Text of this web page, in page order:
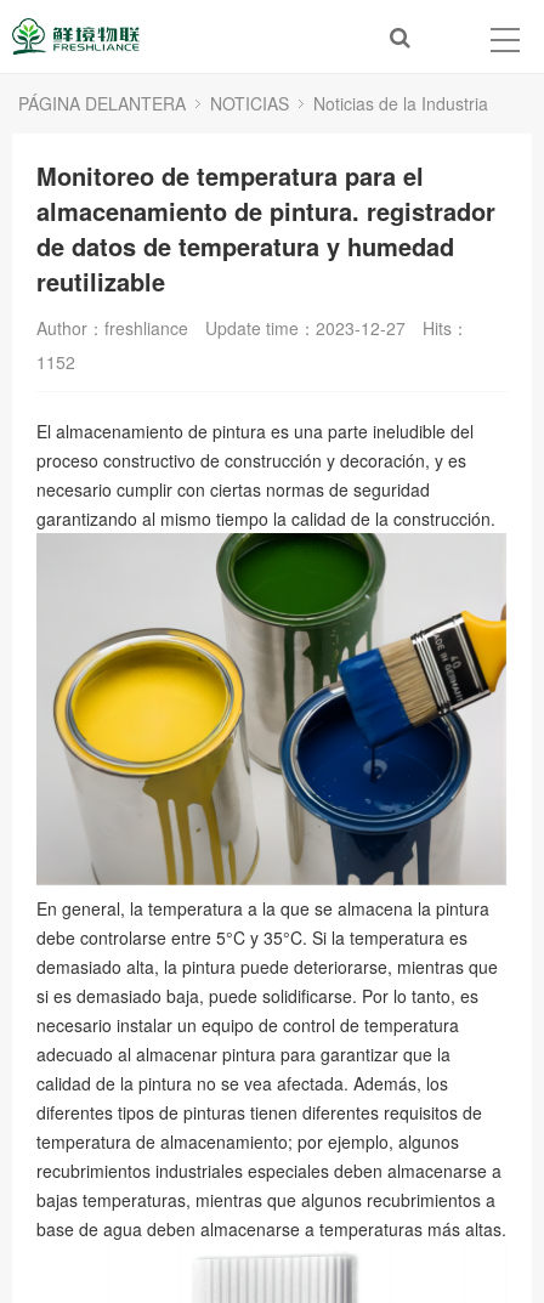
PÁGINA DELANTERA NOTICIAS Noticias de la Industria
Monitoreo de temperatura para el
almacenamiento de pintura. registrador
de datos de temperatura y humedad
reutilizable
Author：freshliance Update time：2023-12-27
Hits：
1152
El almacenamiento de pintura es una parte ineludible del
proceso constructivo de construcción y decoración, y es
necesario cumplir con ciertas normas de seguridad
garantizando al mismo tiempo la calidad de la construcción.
En general, la temperatura a la que se almacena la pintura
debe controlarse entre 5°C y 35°C. Si la temperatura es
demasiado alta, la pintura puede deteriorarse, mientras que
si es demasiado baja, puede solidificarse. Por lo tanto, es
necesario instalar un equipo de control de temperatura
adecuado al almacenar pintura para garantizar que la
calidad de la pintura no se vea afectada. Además, los
diferentes tipos de pinturas tienen diferentes requisitos de
temperatura de almacenamiento; por ejemplo, algunos
recubrimientos industriales especiales deben almacenarse a
bajas temperaturas, mientras que algunos recubrimientos a
base de agua deben almacenarse a temperaturas más altas.